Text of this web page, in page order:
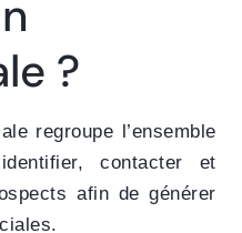
?
regroupe l’ensemble
contacter et
afin de générer